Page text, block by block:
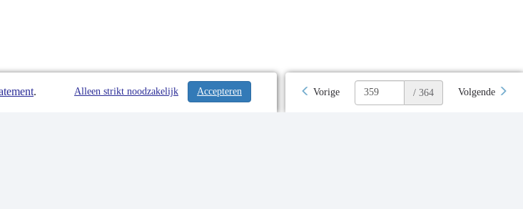
Vorige / 364 Volgende
. Accepteren
Alleen strikt noodzakelijk